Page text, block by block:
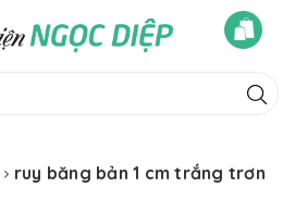
ruy băng bản 1 cm trắng trơn